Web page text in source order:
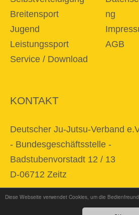
Diese Webseite verwendet Cookies, um die
Breitensport
Jugend
Leistungssport
Service / Download
ng
AGB
KONTAKT
Deutscher Ju-Jutsu-Verband
- Bundesgeschäftsstelle -
Badstubenvorstadt 12 / 13
D-06712 Zeitz